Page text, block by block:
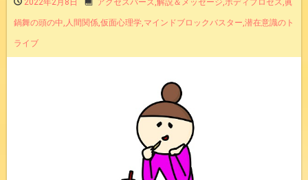
鍋舞の頭の中 人間関係 仮面心理学 マインドブロックバスター 潜在意識のト
ライブ